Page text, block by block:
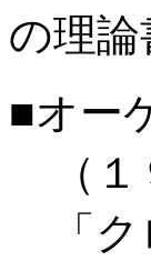
の理
■オー
（１
「ク